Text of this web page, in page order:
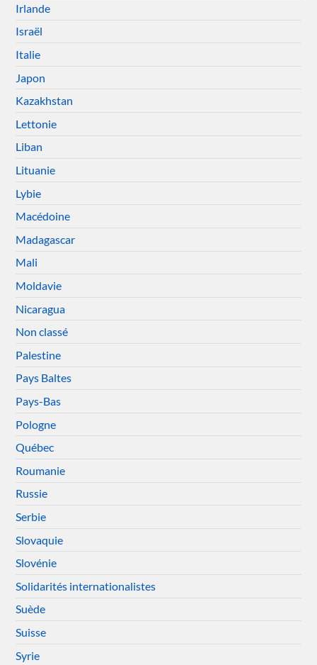
Irlande
Israël
Italie
Japon
Kazakhstan
Lettonie
Liban
Lituanie
Lybie
Macédoine
Madagascar
Mali
Moldavie
Nicaragua
Non classé
Palestine
Pays Baltes
Pays-Bas
Pologne
Québec
Roumanie
Russie
Serbie
Slovaquie
Slovénie
Solidarités internationalistes
Suède
Suisse
Syrie